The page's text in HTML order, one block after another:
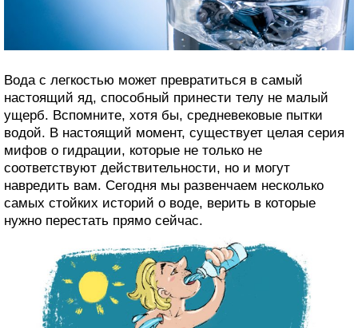
Вода с легкостью может превратиться в самый
настоящий яд, способный принести телу не малый
ущерб. Вспомните, хотя бы, средневековые пытки
водой. В настоящий момент, существует целая серия
мифов о гидрации, которые не только не
соответствуют действительности, но и могут
навредить вам. Сегодня мы развенчаем несколько
самых стойких историй о воде, верить в которые
нужно перестать прямо сейчас.